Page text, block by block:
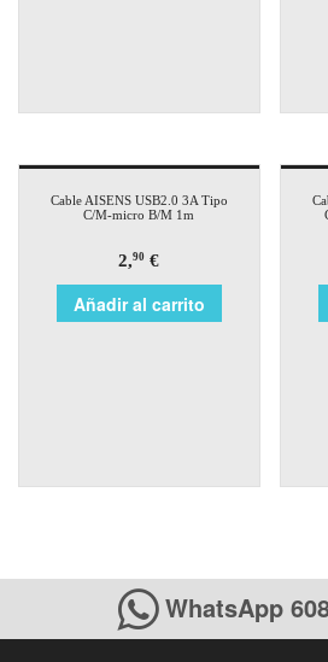
Cable AISENS USB2.0 3A Tipo
C/M-micro B/M 1m
2,90 €
Añadir al carrito
WhatsApp